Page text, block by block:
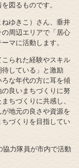
図るものです。
ゆきこ）さん、垂井
周辺エリアで「居心
マに活動します。
られた経験やスキル
している」と激励
な年代の方に耳を傾
良いまちづくりに努
ちづくりに共感し、
地元の良さや資源を
づくりを目指してい
力隊員が市内で活動